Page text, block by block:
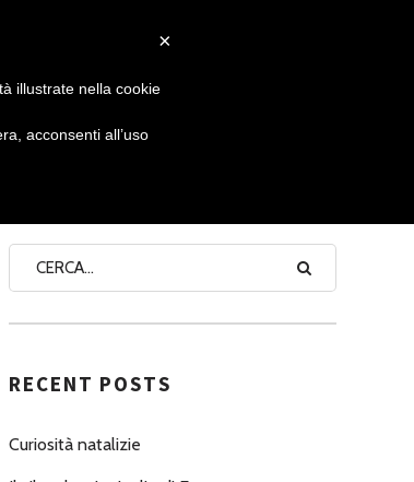
NONNO PASTICCIERE
RECENT POSTS
Curiosità natalizie
×
illustrate nella cookie
acconsenti all’uso